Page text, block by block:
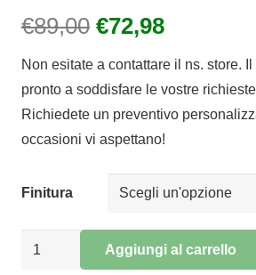
€89,00 Il
originale
era:
€89,00.
€72,98Il
attuale
è:
€72,98.
Non esitate a contattare il ns. store.
pronto a soddisfare le vostre
Richiedete un preventivo
occasioni vi aspettano!
Finitura
LAMPADA
INCASSO
Aggiungi al carrello